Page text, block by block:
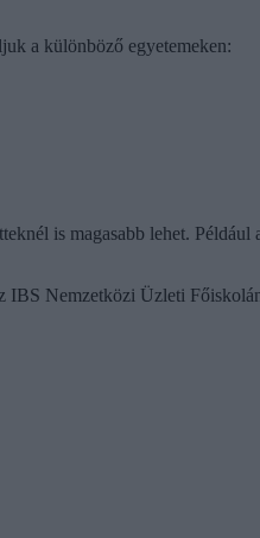
a különböző egyetemeken:
is magasabb lehet.
Nemzetközi Üzleti